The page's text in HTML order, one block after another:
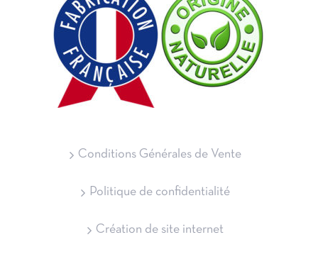
Conditions Générales de Vente
Politique de confidentialité
Création de site internet